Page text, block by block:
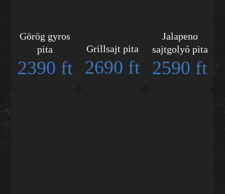
Görög gyros
pita
2390 ft
Grillsajt pita
2690 ft
Jalapeno
sajtgolyó pita
2590 ft